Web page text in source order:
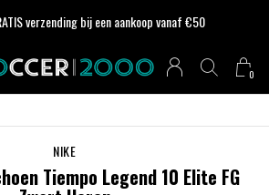
0
verzending bij een aankoop vanaf €50
NIKE
Tiempo Legend 10 Elite FG